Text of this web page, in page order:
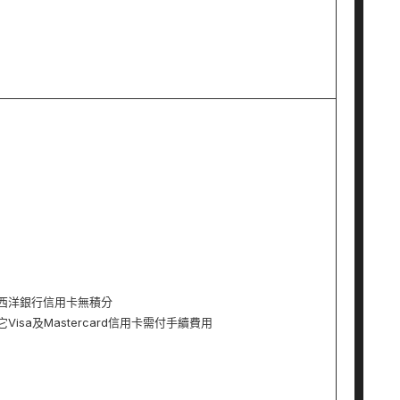
洋銀行信用卡無積分
Visa及Mastercard信用卡需付手續費用